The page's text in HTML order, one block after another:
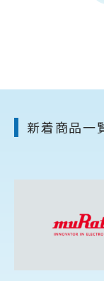
新着商品一